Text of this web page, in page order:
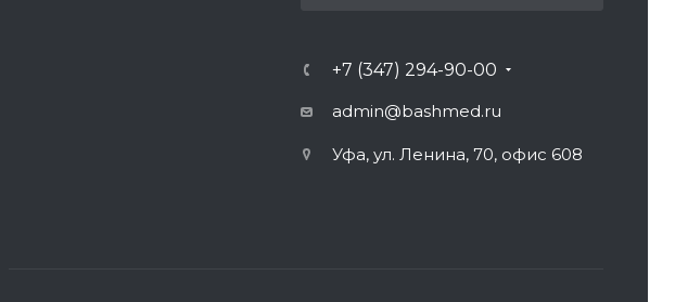
+7 (347) 294-90-00
admin@bashmed.ru
Уфа, ул. Ленина, 70, офис 608